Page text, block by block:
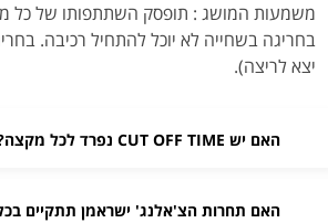
משמעות המושג : תופסק השתתפותו של כל
בחריגה בשחייה לא יוכל להתחיל רכיבה.
יצא לריצה).
האם יש CUT OFF TIME נפרד לכל מקצה?
האם תחרות הצ'אלנג' ישראמן תתקיים